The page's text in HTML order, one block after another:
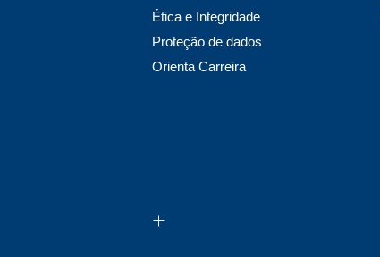
Ética e Integridade
Proteção de dados
Orienta Carreira